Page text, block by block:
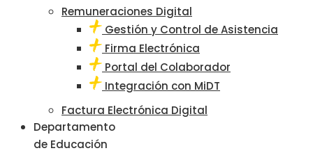
Remuneraciones Digital
Gestión y Control de Asistencia
Firma Electrónica
Portal del Colaborador
Integración con MiDT
Factura Electrónica Digital
Departamento
de Educación